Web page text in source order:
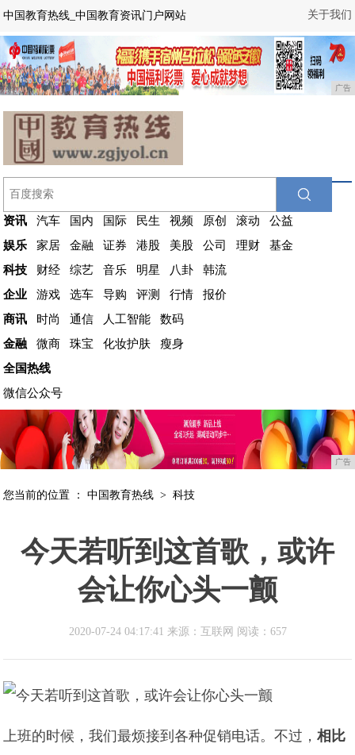
关于我们
中国教育热线_中国教育资讯门户网站
广告
资讯 汽车 国内 国际 民生 视频 原创 滚动
公益
娱乐
家居 金融 证券 港股 美股 公司 理财
基金
科技
财经 综艺 音乐 明星 八卦
韩流
企业
游戏 选车 导购 评测 行情
报价
商讯
时尚 通信 人工智能
数码
金融
微商 珠宝 化妆护肤
瘦身
全国热线
微信公众号
广告
您当前的位置 ：中国教育热线 >科技
今天若听到这首歌，或许
会让你心头一颤
2020-07-24 04:17:41 来源：互联网 阅读：657
上班的时候，我们最烦接到各种促销电话。不过，相比